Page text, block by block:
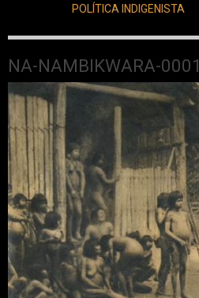
POLÍTICA INDIGENISTA
NA-NAMBIKWARA-0001